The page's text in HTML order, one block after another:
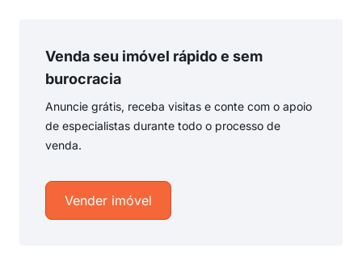
Venda seu imóvel rápido e sem
burocracia
Anuncie grátis, receba visitas e conte com o apoio
de especialistas durante todo o processo de
venda.
Vender imóvel